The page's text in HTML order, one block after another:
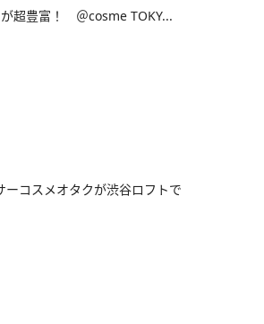
超豊富！ ＠cosme TOKY...
ーコスメオタクが渋谷ロフトで